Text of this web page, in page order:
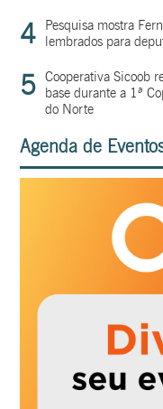
4
Pesquisa mostra
lembrados para
5 Cooperativa Sicoob
base durante a 1ª
do Norte
Agenda de